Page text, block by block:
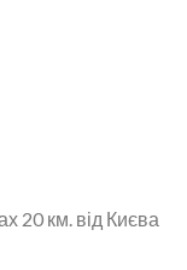
20 км. від Києва